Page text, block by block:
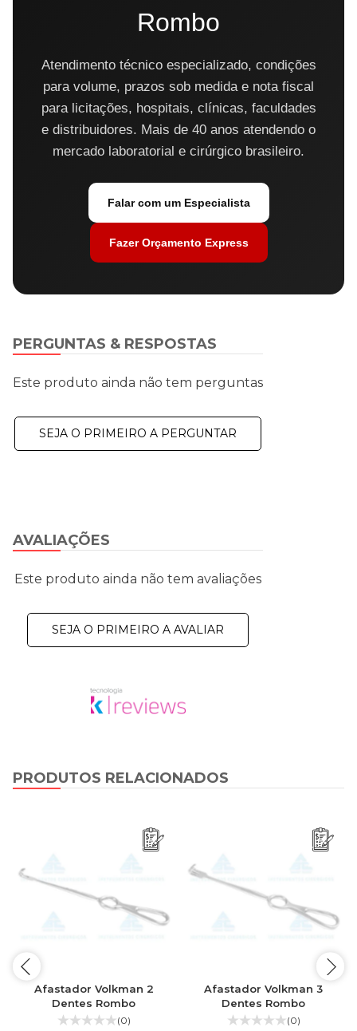
Rombo
Atendimento técnico especializado, condições
para volume, prazos sob medida e nota fiscal
para licitações, hospitais, clínicas, faculdades
e distribuidores. Mais de 40 anos atendendo o
mercado laboratorial e cirúrgico brasileiro.
Falar com um Especialista
Fazer Orçamento Express
AVALIAÇÕES
Este produto ainda não tem avaliações
SEJA O PRIMEIRO A AVALIAR
PERGUNTAS & RESPOSTAS
Este produto ainda não tem perguntas
SEJA O PRIMEIRO A PERGUNTAR
PRODUTOS RELACIONADOS
Afastador Volkman 2
Dentes Rombo
(0)
Afastador Volkman 3
Dentes Rombo
(0)